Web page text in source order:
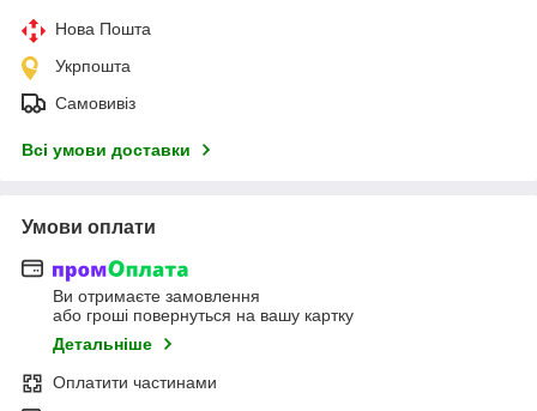
Нова Пошта
Укрпошта
Самовивіз
Всі умови доставки
Умови оплати
Ви отримаєте замовлення
або гроші повернуться на вашу картку
Детальніше
Оплатити частинами